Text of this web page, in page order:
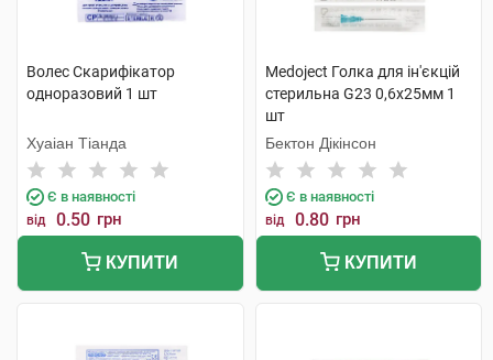
Пристрої для дренування порожнин
Рентгенівська плівка
Товари для урології
Трубки газовідвідні
Хірургічний шовний матеріал
Шприц-ручки
Волес Скарифікатор
одноразовий 1 шт
Хуаіан Тіанда
Є в наявності
від 0.50 грн
КУПИТИ
Medoject Голка для ін'єкцій
стерильна G23 0,6х25мм 1
шт
Бектон Дікінсон
Є в наявності
від 0.80 грн
КУПИТИ